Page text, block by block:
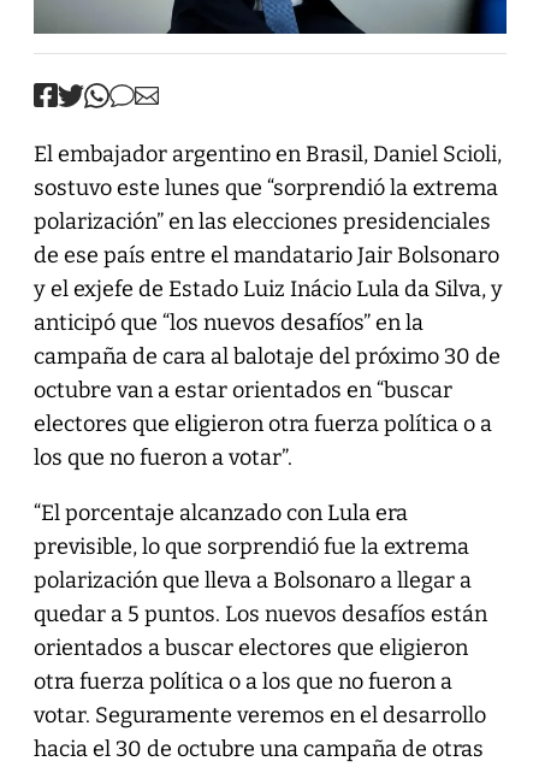
El embajador argentino en Brasil, Daniel Scioli,
sostuvo este lunes que “sorprendió la extrema
polarización” en las elecciones presidenciales
de ese país entre el mandatario Jair Bolsonaro
y el exjefe de Estado Luiz Inácio Lula da Silva, y
anticipó que “los nuevos desafíos” en la
campaña de cara al balotaje del próximo 30 de
octubre van a estar orientados en “buscar
electores que eligieron otra fuerza política o a
los que no fueron a votar”.
“El porcentaje alcanzado con Lula era
previsible, lo que sorprendió fue la extrema
polarización que lleva a Bolsonaro a llegar a
quedar a 5 puntos. Los nuevos desafíos están
orientados a buscar electores que eligieron
otra fuerza política o a los que no fueron a
votar. Seguramente veremos en el desarrollo
hacia el 30 de octubre una campaña de otras